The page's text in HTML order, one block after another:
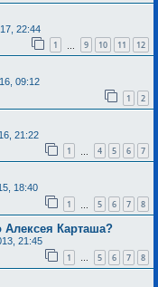
22:44
1 9 10 11 12
09:12
1 2
21:22
1 4 5 6 7
18:40
1 5 6 7 8
Алексея Карташа?
21:45
1 … 5 6 7 8